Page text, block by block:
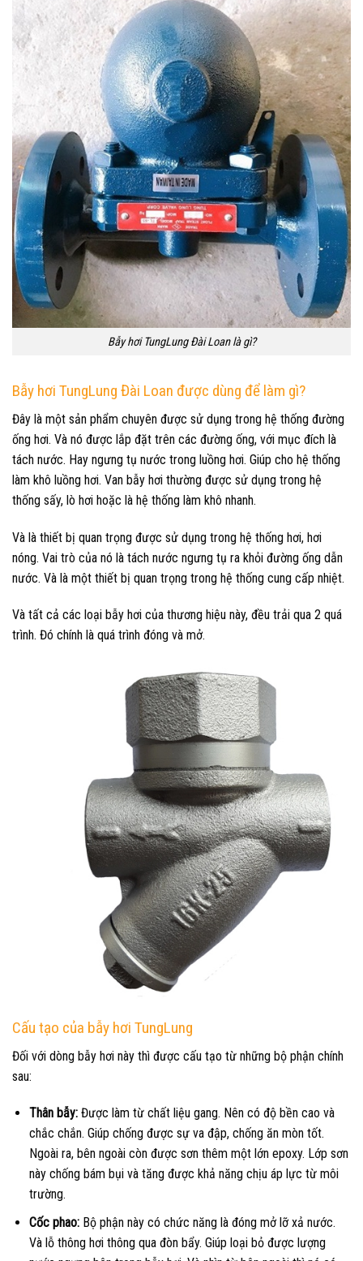
Bẫy hơi TungLung Đài Loan là gì?
Bẫy hơi TungLung Đài Loan được dùng để làm gì?
Đây là một sản phẩm chuyên được sử dụng trong hệ thống đường
ống hơi. Và nó được lắp đặt trên các đường ống, với mục đích là
tách nước. Hay ngưng tụ nước trong luồng hơi. Giúp cho hệ thống
làm khô luồng hơi. Van bẫy hơi thường được sử dụng trong hệ
thống sấy, lò hơi hoặc là hệ thống làm khô nhanh.
Và là thiết bị quan trọng được sử dụng trong hệ thống hơi, hơi
nóng. Vai trò của nó là tách nước ngưng tụ ra khỏi đường ống dẫn
nước. Và là một thiết bị quan trọng trong hệ thống cung cấp nhiệt.
Và tất cả các loại bẫy hơi của thương hiệu này, đều trải qua 2 quá
trình. Đó chính là quá trình đóng và mở.
Cấu tạo của bẫy hơi TungLung
Đối với dòng bẫy hơi này thì được cấu tạo từ những bộ phận chính
sau:
Thân bẫy:Được làm từ chất liệu gang. Nên có độ bền cao và
chắc chắn. Giúp chống được sự va đập, chống ăn mòn tốt.
Ngoài ra, bên ngoài còn được sơn thêm một lớn epoxy. Lớp sơn
này chống bám bụi và tăng được khả năng chịu áp lực từ môi
trường.
Cốc phao:Bộ phận này có chức năng là đóng mở lỡ xả nước.
Và lỗ thông hơi thông qua đòn bẩy. Giúp loại bỏ được lượng